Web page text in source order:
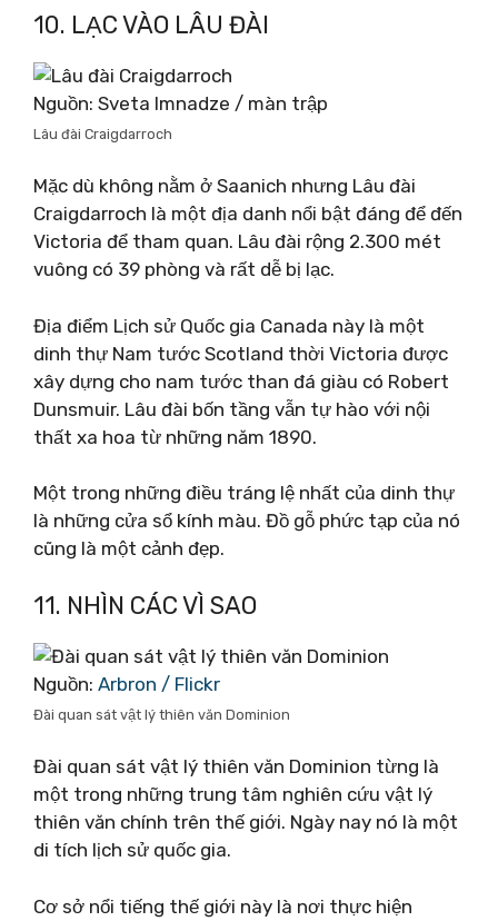
10. LẠC VÀO LÂU ĐÀI
Nguồn: Sveta Imnadze / màn trập
Lâu đài Craigdarroch
Mặc dù không nằm ở Saanich nhưng Lâu đài
Craigdarroch là một địa danh nổi bật đáng để đến
Victoria để tham quan. Lâu đài rộng 2.300 mét
vuông có 39 phòng và rất dễ bị lạc.
Địa điểm Lịch sử Quốc gia Canada này là một
dinh thự Nam tước Scotland thời Victoria được
xây dựng cho nam tước than đá giàu có Robert
Dunsmuir. Lâu đài bốn tầng vẫn tự hào với nội
thất xa hoa từ những năm 1890.
Một trong những điều tráng lệ nhất của dinh thự
là những cửa sổ kính màu. Đồ gỗ phức tạp của nó
cũng là một cảnh đẹp.
11. NHÌN CÁC VÌ SAO
Nguồn: Arbron / Flickr
Đài quan sát vật lý thiên văn Dominion
Đài quan sát vật lý thiên văn Dominion từng là
một trong những trung tâm nghiên cứu vật lý
thiên văn chính trên thế giới. Ngày nay nó là một
di tích lịch sử quốc gia.
Cơ sở nổi tiếng thế giới này là nơi thực hiện